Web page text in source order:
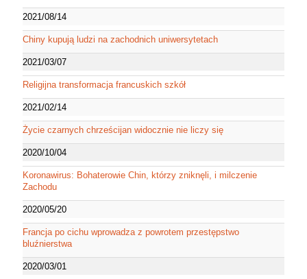
2021/08/14
Chiny kupują ludzi na zachodnich uniwersytetach
2021/03/07
Religijna transformacja francuskich szkół
2021/02/14
Życie czarnych chrześcijan widocznie nie liczy się
2020/10/04
Koronawirus: Bohaterowie Chin, którzy zniknęli, i milczenie
Zachodu
2020/05/20
Francja po cichu wprowadza z powrotem przestępstwo
bluźnierstwa
2020/03/01